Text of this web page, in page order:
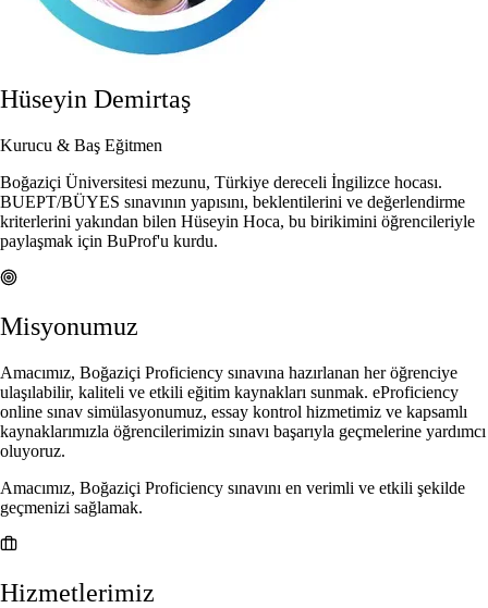
Hüseyin Demirtaş
Kurucu & Baş Eğitmen
Boğaziçi Üniversitesi mezunu, Türkiye dereceli İngilizce hocası.
BUEPT/BÜYES sınavının yapısını, beklentilerini ve değerlendirme
kriterlerini yakından bilen Hüseyin Hoca, bu birikimini öğrencileriyle
paylaşmak için BuProf'u kurdu.
Misyonumuz
Amacımız, Boğaziçi Proficiency sınavına hazırlanan her öğrenciye
ulaşılabilir, kaliteli ve etkili eğitim kaynakları sunmak. eProficiency
online sınav simülasyonumuz, essay kontrol hizmetimiz ve kapsamlı
kaynaklarımızla öğrencilerimizin sınavı başarıyla geçmelerine yardımcı
oluyoruz.
Amacımız, Boğaziçi Proficiency sınavını en verimli ve etkili şekilde
geçmenizi sağlamak.
Hizmetlerimiz